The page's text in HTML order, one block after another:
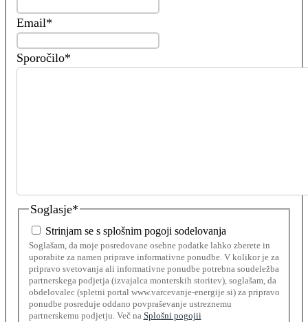
Email*
Sporočilo*
Soglasje*
Strinjam se s splošnim pogoji sodelovanja
Soglašam, da moje posredovane osebne podatke lahko zberete in
uporabite za namen priprave informativne ponudbe. V kolikor je za
pripravo svetovanja ali informativne ponudbe potrebna soudeležba
partnerskega podjetja (izvajalca monterskih storitev), soglašam, da
obdelovalec (spletni portal www.varcevanje-energije.si) za pripravo
ponudbe posreduje oddano povpraševanje ustreznemu
partnerskemu podjetju. Več na Splošni pogojii